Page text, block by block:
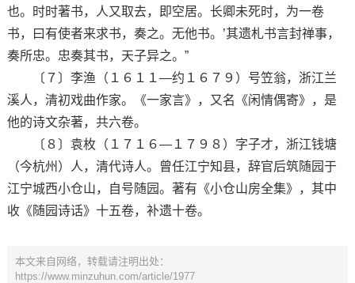
也。时时著书，人又取去，即空居。长卿未死时，为一卷
书，曰有使者来求书，奏之。无他书。’其遗札书言封禅事，
奏所忠。忠奏其书，天子异之。”
〔７〕李渔（１６１１—约１６７９）号笠翁，浙江兰
溪人，清初戏曲作家。《一家言》，又名《闲情偶寄》，是
他的诗文杂著，共六卷。
〔８〕袁枚（１７１６—１７９８）字子才，浙江钱塘
（今杭州）人，清代诗人。曾任江宁知县，辞官后筑随园于
江宁城西小仓山，自号随园。著有《小仓山房全集》，其中
收《随园诗话》十五卷，补遗十卷。
本文来自网络，转载请注明出处：
https://www.minzuhun.com/article/1977